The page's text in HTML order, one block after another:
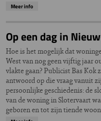
Meer info
Op een dag in
Hoe is het mogelijk dat
West van nog geen vijftig jaar
vlakte gaan? Publicist Bas Kok
antwoord op die vraag vanuit
persoonlijke geschiedenis: de
van de woning in Slotervaart
geboren en tot zijn tiende